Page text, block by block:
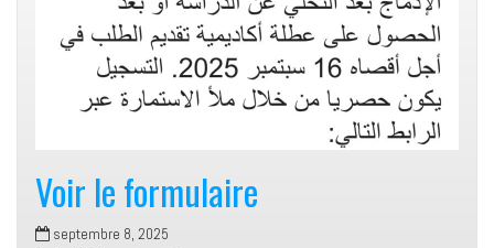
Voir le formulaire
septembre 8, 2025